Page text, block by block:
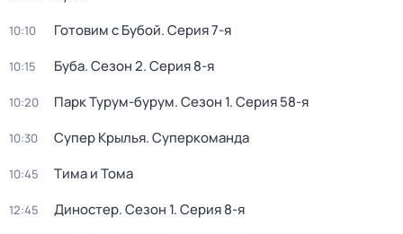
10:10 Готовим с Бубой. Серия 7-я
10:15 Буба. Сезон 2. Серия 8-я
10:20 Парк Турум-бурум. Сезон 1. Серия 58-я
10:30 Супер Крылья. Суперкоманда
10:45 Тима и Тома
12:45 Диностер. Сезон 1. Серия 8-я